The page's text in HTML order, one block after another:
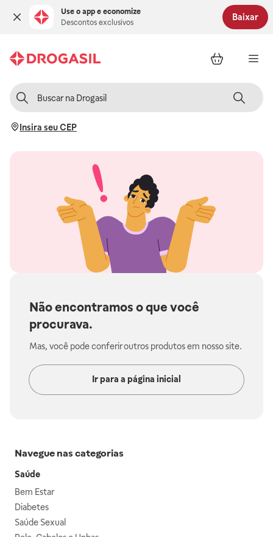
Use o app e economize
Descontos exclusivos
Baixar
Insira seu CEP
Não encontramos o que você
procurava.
Mas, você pode conferir outros produtos em nosso site.
Ir para a página inicial
Navegue nas categorias
Saúde
Bem Estar
Diabetes
Saúde Sexual